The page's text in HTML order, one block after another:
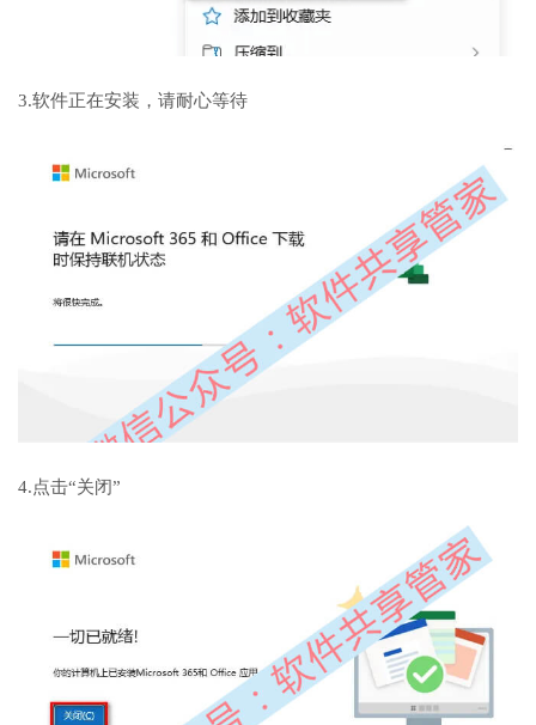
3.软件正在安装，请耐心等待
4.点击“关闭”